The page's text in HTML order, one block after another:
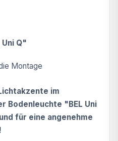
Uni Q"
Montage
im
Bodenleuchte "BEL Uni
für eine angenehme